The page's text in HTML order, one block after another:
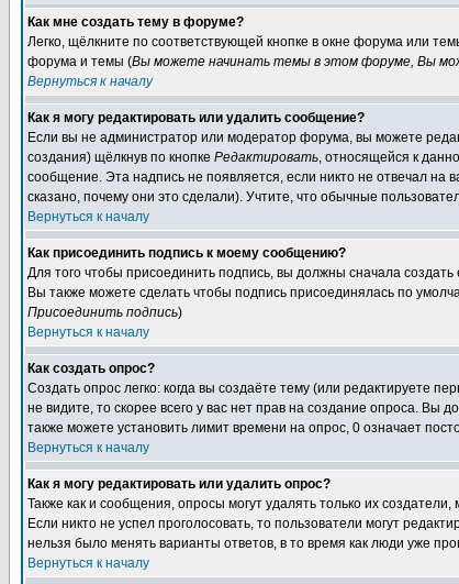
Как мне создать тему в форуме?
Легко, щёлкните по соответствующей кнопке в окне форума или
форума и темы (Вы можете начинать темы в этом форуме, Вы
Вернуться к началу
Как я могу редактировать или удалить сообщение?
Если вы не администратор или модератор форума, вы можете
создания) щёлкнув по кнопке Редактировать, относящейся к
сообщение. Эта надпись не появляется, если никто не отвечал
сказано, почему они это сделали). Учтите, что обычные
Вернуться к началу
Как присоединить подпись к моему сообщению?
Для того чтобы присоединить подпись, вы должны сначала
Вы также можете сделать чтобы подпись присоединялась по
Присоединить подпись)
Вернуться к началу
Как создать опрос?
Создать опрос легко: когда вы создаёте тему (или редактируете
не видите, то скорее всего у вас нет прав на создание опроса. Вы
также можете установить лимит времени на опрос, 0 означает
Вернуться к началу
Как я могу редактировать или удалить опрос?
Также как и сообщения, опросы могут удалять только их
Если никто не успел проголосовать, то пользователи могут
нельзя было менять варианты ответов, в то время как люди уже
Вернуться к началу